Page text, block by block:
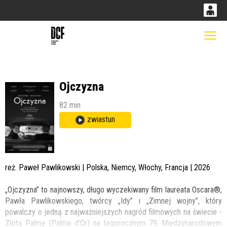
14 Ojczyzna
82 min
zwiastun
reż. Paweł Pawlikowski | Polska, Niemcy, Włochy, Francja | 2026
„Ojczyzna” to najnowszy, długo wyczekiwany film laureata Oscara®,
Pawła Pawlikowskiego, twórcy „Idy” i „Zimnej wojny”, który
powalczy o jedną z najważniejszych nagród filmowych na świecie -
Złotą Palmę (Palme d’Or) na tegorocznym 79. Międzynarodowym